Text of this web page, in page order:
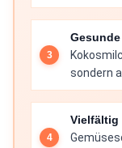
sondern
Vielfältig